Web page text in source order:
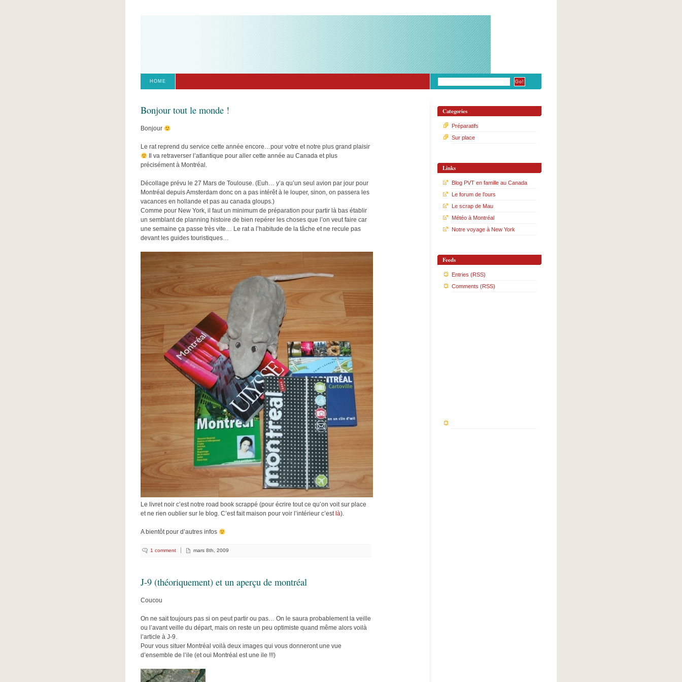
HOME
Bonjour tout le monde !
Bonjour
Le rat reprend du service cette année encore…pour votre et notre plus grand plaisir
Il va retraverser l’atlantique pour aller cette année au Canada et plus
précisément à Montréal.
Décollage prévu le 27 Mars de Toulouse. (Euh… y’a qu’un seul avion par jour pour
Montréal depuis Amsterdam donc on a pas intérêt à le louper, sinon, on passera les
vacances en hollande et pas au canada gloups.)
Comme pour New York, il faut un minimum de préparation pour partir là bas établir
un semblant de planning histoire de bien repérer les choses que l’on veut faire car
une semaine ça passe très vite… Le rat a l’habitude de la tâche et ne recule pas
devant les guides touristiques…
Le livret noir c’est notre road book scrappé (pour écrire tout ce qu’on voit sur place
et ne rien oublier sur le blog. C’est fait maison pour voir l’intérieur c’est là).
A bientôt pour d’autres infos
1 comment mars 8th, 2009
J-9 (théoriquement) et un aperçu de montréal
Coucou
On ne sait toujours pas si on peut partir ou pas… On le saura probablement la veille
ou l’avant veille du départ, mais on reste un peu optimiste quand même alors voilà
l’article à J-9.
Pour vous situer Montréal voilà deux images qui vous donneront une vue
d’ensemble de l’ile (et oui Montréal est une ile !!!)
Categories
Préparatifs
Sur place
Links
Blog PVT en famille au Canada
Le forum de l’ours
Le scrap de Mau
Météo à Montréal
Notre voyage à New York
Feeds
Entries (RSS)
Comments (RSS)